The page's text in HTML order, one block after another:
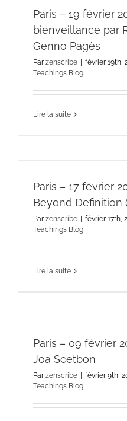
Paris – 19 février
bienveillance par
Genno Pagès
Par zenscribe | février 19th,
Teachings Blog
Lire la suite
Paris – 17 février
Beyond Definition
Par zenscribe | février 17th,
Teachings Blog
Lire la suite
Paris – 09 février
Joa Scetbon
Par zenscribe | février 9th,
Teachings Blog